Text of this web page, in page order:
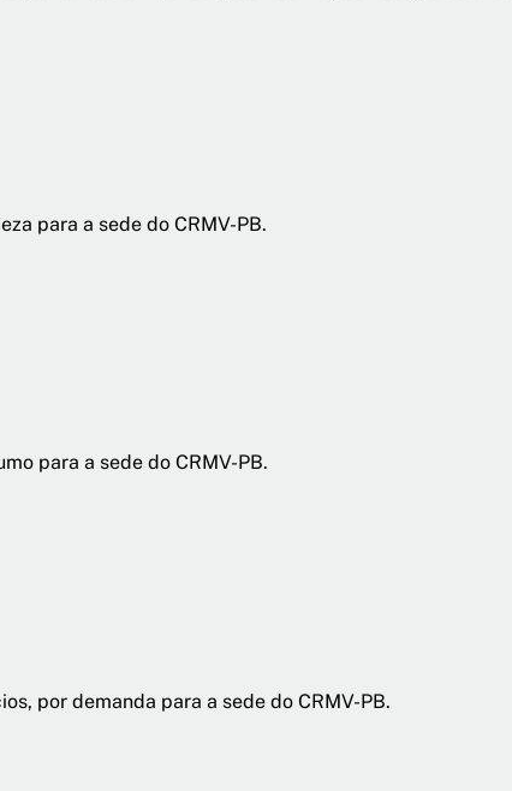
para a sede do CRMV-PB.
para a sede do CRMV-PB.
por demanda para a sede do CRMV-PB.